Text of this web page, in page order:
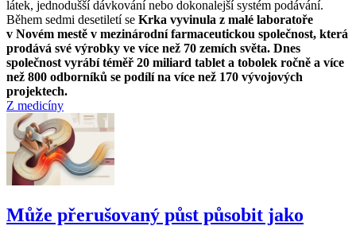
látek, jednodušší dávkování nebo dokonalejší systém podávání.
Během sedmi desetiletí se Krka vyvinula z malé laboratoře
v Novém mestě v mezinárodní farmaceutickou společnost, která
prodává své výrobky ve více než 70 zemích světa. Dnes
společnost vyrábí téměř 20 miliard tablet a tobolek ročně a více
než 800 odborníků se podílí na více než 170 vývojových
projektech.
Z medicíny
Může přerušovaný půst působit jako